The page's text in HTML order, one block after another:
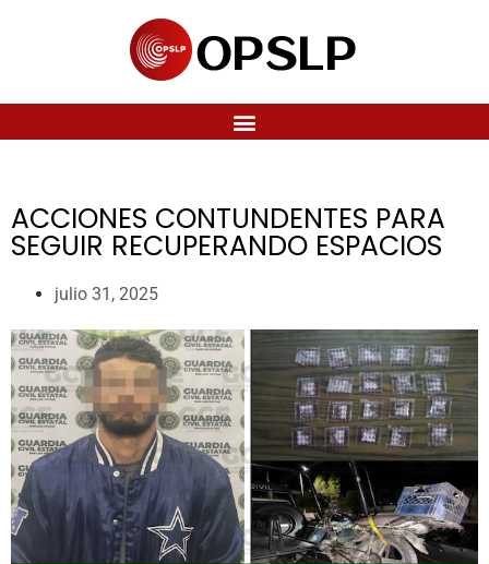
ACCIONES CONTUNDENTES PARA
SEGUIR RECUPERANDO ESPACIOS
julio 31, 2025